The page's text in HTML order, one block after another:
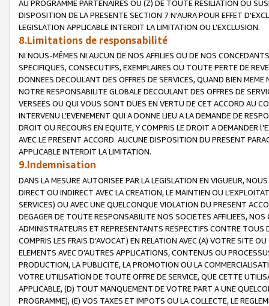
AU PROGRAMME PARTENAIRES OU (Z) DE TOUTE RESILIATION OU
DISPOSITION DE LA PRESENTE SECTION 7 N'AURA POUR EFFET
LEGISLATION APPLICABLE INTERDIT LA LIMITATION OU L’EXCLUSION.
8.Limitations de responsabilité
NI NOUS-MÊMES NI AUCUN DE NOS AFFILIES OU DE NOS
SPECIFIQUES, CONSECUTIFS, EXEMPLAIRES OU TOUTE PERTE DE
DONNEES DECOULANT DES OFFRES DE SERVICES, QUAND BIEN
NOTRE RESPONSABILITE GLOBALE DECOULANT DES OFFRES DE
VERSEES OU QUI VOUS SONT DUES EN VERTU DE CET ACCORD AU
INTERVENU L’EVENEMENT QUI A DONNE LIEU A LA DEMANDE DE
DROIT OU RECOURS EN EQUITE, Y COMPRIS LE DROIT A DEMANDER
AVEC LE PRESENT ACCORD. AUCUNE DISPOSITION DU PRESENT
APPLICABLE INTERDIT LA LIMITATION.
9.Indemnisation
DANS LA MESURE AUTORISEE PAR LA LEGISLATION EN VIGUEUR,
DIRECT OU INDIRECT AVEC LA CREATION, LE MAINTIEN OU
SERVICES) OU AVEC UNE QUELCONQUE VIOLATION DU PRESENT
DEGAGER DE TOUTE RESPONSABILITE NOS SOCIETES AFFILIEES,
ADMINISTRATEURS ET REPRESENTANTS RESPECTIFS CONTRE
COMPRIS LES FRAIS D’AVOCAT) EN RELATION AVEC (A) VOTRE SITE
ELEMENTS AVEC D’AUTRES APPLICATIONS, CONTENUS OU
PRODUCTION, LA PUBLICITE, LA PROMOTION OU LA
VOTRE UTILISATION DE TOUTE OFFRE DE SERVICE, QUE CETTE
APPLICABLE, (D) TOUT MANQUEMENT DE VOTRE PART A UNE
PROGRAMME), (E) VOS TAXES ET IMPOTS OU LA COLLECTE, LE